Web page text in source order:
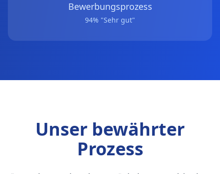
Bewerbungsprozess
94% "Sehr gut"
Unser bewährter
Prozess